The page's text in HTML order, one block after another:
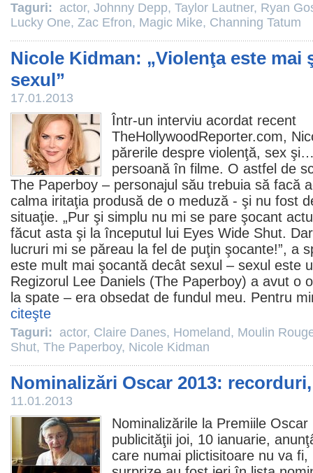
Taguri: actor, Johnny Depp, Taylor Lautner, Ryan
Lucky One, Zac Efron, Magic Mike, Channing Tatum
Nicole Kidman: „Violenţa este mai
sexul”
17.01.2013
Într-un interviu acordat recent
TheHollywoodReporter.com,
părerile despre violenţă, sex
persoană în filme. O astfel de
The Paperboy – personajul său trebuia să facă
calma iritaţia produsă de o meduză - şi nu fost
situaţie. „Pur şi simplu nu mi se pare şocant
făcut asta şi la începutul lui Eyes Wide Shut.
lucruri mi se păreau la fel de puţin şocante!”, a
este mult mai şocantă decât sexul – sexul este
Regizorul Lee Daniels (The Paperboy) a avut o
la spate – era obsedat de fundul meu. Pentru
citeşte
Taguri: actor, Claire Danes, Homeland, Moulin
Shut, The Paperboy, Nicole Kidman
Nominalizări Oscar 2013:
11.01.2013
Nominalizările la Premiile Oscar
publicităţii joi, 10 ianuarie,
care numai plictisitoare nu va